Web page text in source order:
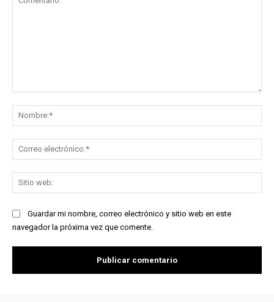
Guardar mi nombre, correo electrónico y sitio web en este
navegador la próxima vez que comente.